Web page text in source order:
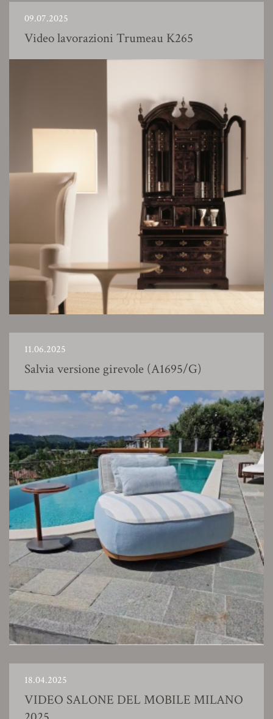
09.07.2025
Video lavorazioni Trumeau K265
11.06.2025
Salvia versione girevole (A1695/G)
18.04.2025
VIDEO SALONE DEL MOBILE MILANO